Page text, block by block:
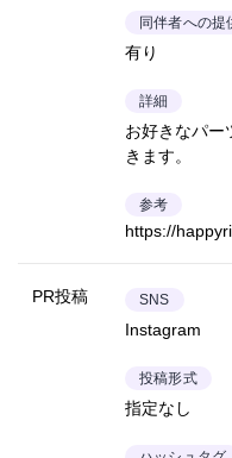
同伴者への提
有り
詳細
お好きなパー
きます。
参考
https://
PR投稿 SNS
Instagram
投稿形式
指定なし